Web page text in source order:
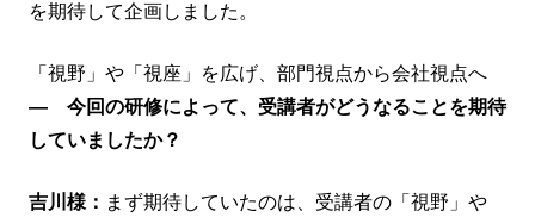
を期待して企画しました。
「視野」や「視座」を広げ、部門視点から会社視点へ
― 今回の研修によって、受講者がどうなることを期待
していましたか？
吉川様： まず期待していたのは、受講者の「視野」や